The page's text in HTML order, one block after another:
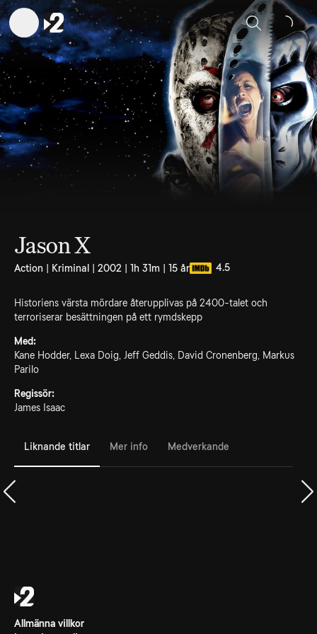
Sök
Jason X
Action | Kriminal | 2002 | 1h 31m | 15 år 4.5
Historiens värsta mördare återupplivas på 2400-talet och
terroriserar besättningen på ett rymdskepp
Med:
Kane Hodder, Lexa Doig, Jeff Geddis, David Cronenberg, Markus
Parilo
Regissör:
James Isaac
Liknande titlar Mer info Medverkande
Allmänna villkor